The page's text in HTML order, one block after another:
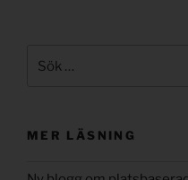
efter:
MER LÄSNING